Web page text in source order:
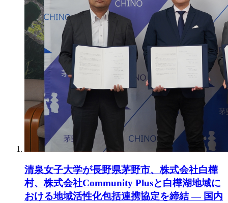
清泉女子大学が長野県茅野市、株式会社白樺
村、株式会社Community Plusと白樺湖地域に
おける地域活性化包括連携協定を締結 ― 国内